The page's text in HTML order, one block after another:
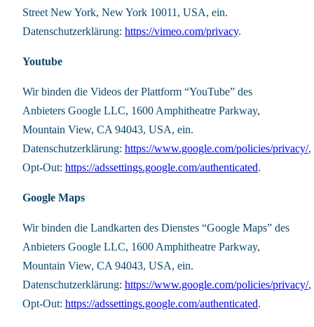
Street New York, New York 10011, USA, ein.
Datenschutzerklärung: https://vimeo.com/privacy.
Youtube
Wir binden die Videos der Plattform “YouTube” des
Anbieters Google LLC, 1600 Amphitheatre Parkway,
Mountain View, CA 94043, USA, ein.
Datenschutzerklärung: https://www.google.com/policies/privacy/,
Opt-Out: https://adssettings.google.com/authenticated.
Google Maps
Wir binden die Landkarten des Dienstes “Google Maps” des
Anbieters Google LLC, 1600 Amphitheatre Parkway,
Mountain View, CA 94043, USA, ein.
Datenschutzerklärung: https://www.google.com/policies/privacy/,
Opt-Out: https://adssettings.google.com/authenticated.